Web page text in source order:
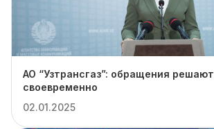
АО “Узтрансгаз”: обращения решают
своевременно
02.01.2025